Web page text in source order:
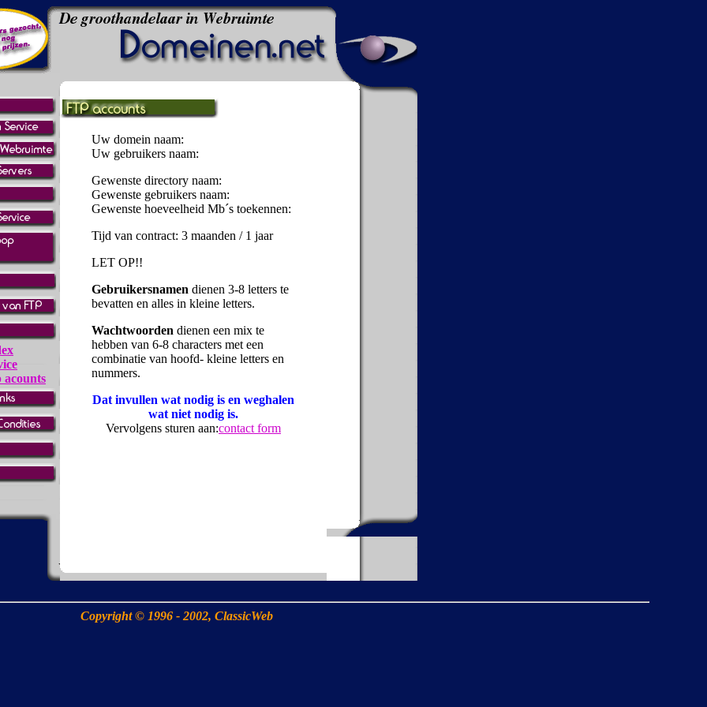
acounts
Uw domein naam:
Uw gebruikers naam:
Gewenste directory naam:
Gewenste gebruikers naam:
Gewenste hoeveelheid Mb´s toekennen:
Tijd van contract: 3 maanden / 1 jaar
LET OP!!
Gebruikersnamen dienen 3-8 letters te
bevatten en alles in kleine letters.
Wachtwoorden dienen een mix te
hebben van 6-8 characters met een
combinatie van hoofd- kleine letters en
nummers.
Dat invullen wat nodig is en weghalen
wat niet nodig is.
Vervolgens sturen aan:contact form
Copyright © 1996 - 2002, ClassicWeb